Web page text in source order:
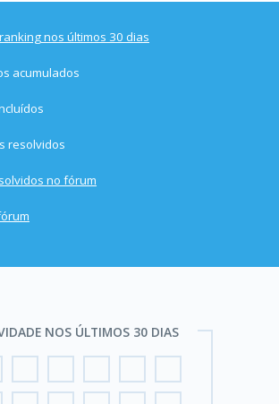
nos últimos 30 dias
acumulados
resolvidos
no fórum
NOS ÚLTIMOS 30 DIAS